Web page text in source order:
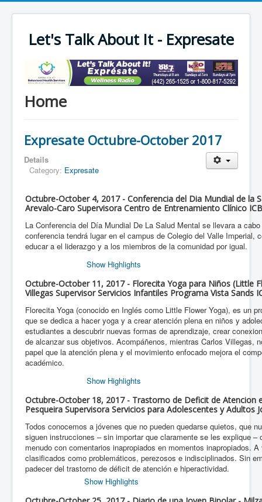
Let's Talk About It - Expresate
Home
Expresate Octubre-October 2017
Details
Category: Expresate
Octubre-October 4, 2017 - Conferencia del Dia Mundial de la
Arevalo-Caro Supervisora Centro de Entrenamiento Clínico
La Conferencia del Día Mundial De La Salud Mental se llevara a
conferencia tendrá lugar en el campus de Colegio del Valle Imperial,
educar a el liderazgo y a los miembros de la comunidad por igual.
Show Highlights
Octubre-October 11, 2017 - Florecita Yoga para Niños (Little
Villegas Supervisor Servicios Infantiles Programa Vista Sands
Florecita Yoga (conocido en Inglés como Little Flower Yoga), es un
que se dedica a hacer yoga y a crear atención plena en niños y
estudiantes a descubrir nuevas formas de aprendizaje, crear
de alcanzar sus objetivos. Acompáñenos, mientras Carlos Villegas,
papel que la atención plena y el movimiento enfocado mejora el
académico.
Show Highlights
Octubre-October 18, 2017 - Trastorno de Deficit de Atencion
Pesqueira Supervisora Servicios para Adolescentes y Adultos
Todos conocemos a jóvenes que no pueden quedarse quietos, que
siguen instrucciones – sin importar que claramente se les explique –
menudo con comentarios inapropiados en momentos inapropiados.
clasificados como problemáticos, perezosos e indisciplinados. Sin
padecer del trastorno de déficit de atención e hiperactividad.
Show Highlights